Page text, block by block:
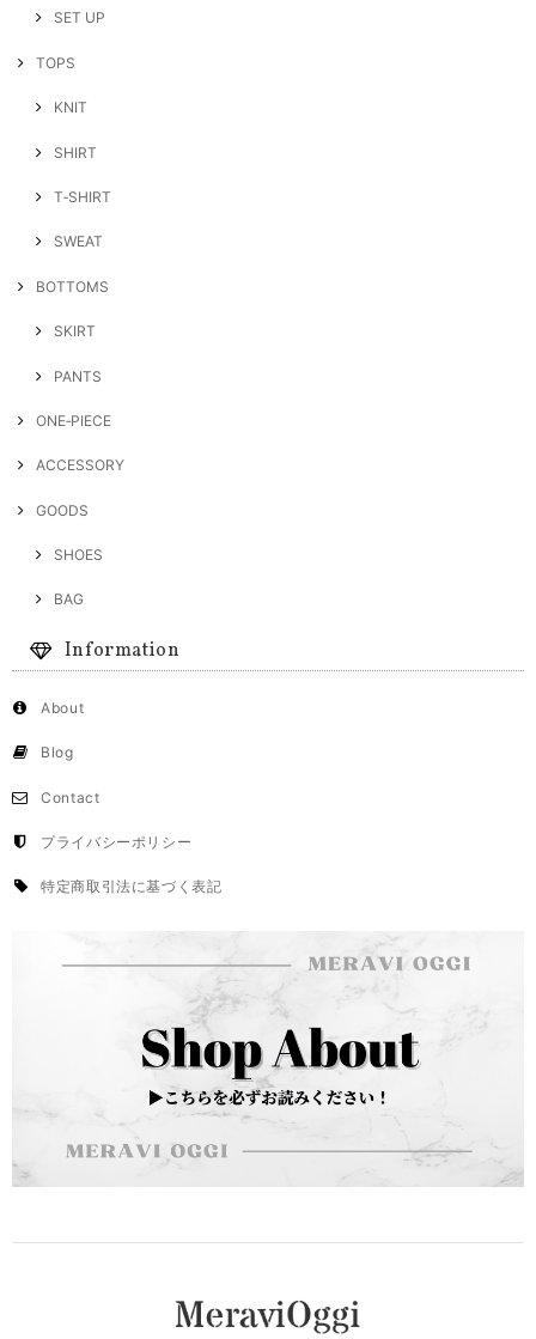
SET UP
TOPS
KNIT
SHIRT
T‐SHIRT
SWEAT
BOTTOMS
SKIRT
PANTS
ONE‐PIECE
ACCESSORY
GOODS
SHOES
BAG
Information
About
Blog
Contact
プライバシーポリシー
特定商取引法に基づく表記